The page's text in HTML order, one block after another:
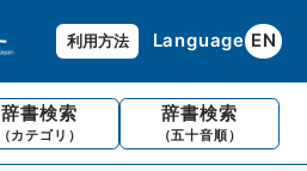
利用方法 Language EN
辞書検索
（カテゴリ）
辞書検索
（五十音順）